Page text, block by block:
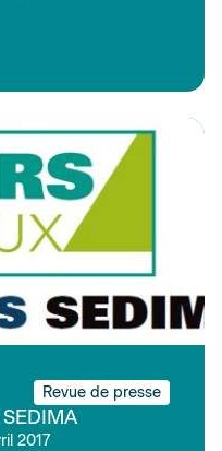
Revue de presse
2017